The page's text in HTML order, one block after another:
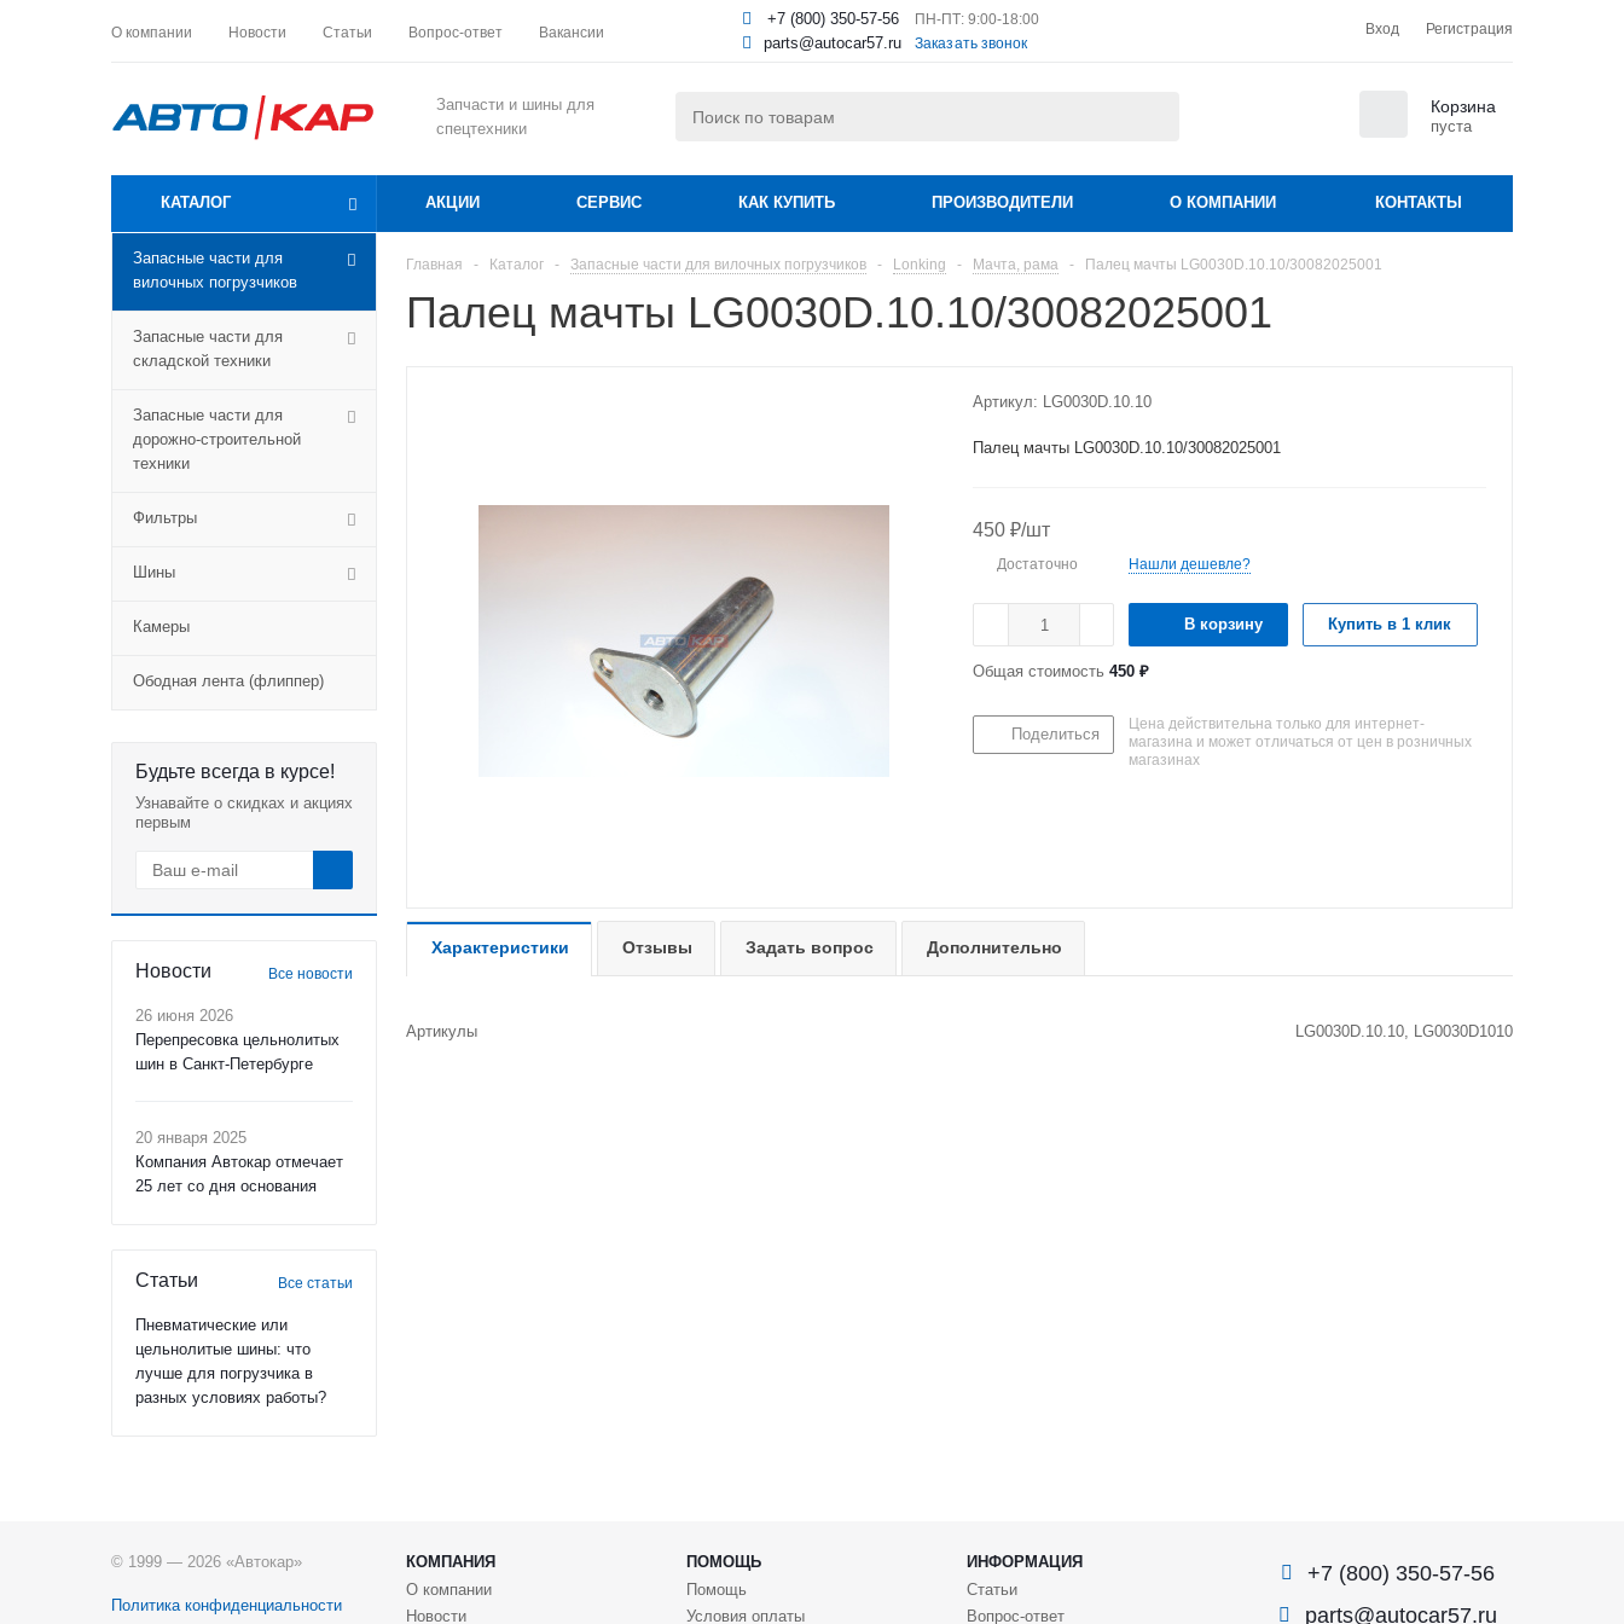
О компании Новости Статьи Вопрос-ответ Вакансии
+7 (800) 350-57-56
parts@autocar57.ru
ПН-ПТ: 9:00-18:00
Заказать звонок
Вход Регистрация
Запчасти и шины для
спецтехники
Корзина
пуста
КАТАЛОГ АКЦИИ СЕРВИС КАК КУПИТЬ ПРОИЗВОДИТЕЛИ О КОМПАНИИ КОНТАКТЫ
Запасные части для
вилочных погрузчиков
Запасные части для
складской техники
Запасные части для
дорожно-строительной
техники
Фильтры
Шины
Камеры
Ободная лента (флиппер)
Будьте всегда в курсе!
Узнавайте о скидках и акциях
первым
Новости Все новости
26 июня 2026
Перепресовка цельнолитых
шин в Санкт-Петербурге
20 января 2025
Компания Автокар отмечает
25 лет со дня основания
Статьи Все статьи
Пневматические или
цельнолитые шины: что
лучше для погрузчика в
разных условиях работы?
Главная - Каталог - Запасные части для вилочных погрузчиков - Lonking - Мачта, рама - Палец мачты LG0030D.10.10/30082025001
Палец мачты LG0030D.10.10/30082025001
Артикул: LG0030D.10.10
Палец мачты LG0030D.10.10/30082025001
450 ₽/шт
Достаточно Нашли дешевле?
В корзину Купить в 1 клик
Общая стоимость 450 ₽
Поделиться
Цена действительна только для интернет-
магазина и может отличаться от цен в розничных
магазинах
Характеристики Отзывы Задать вопрос Дополнительно
Артикулы LG0030D.10.10, LG0030D1010
© 1999 — 2026 «Автокар»
Политика конфиденциальности
КОМПАНИЯ ПОМОЩЬ
ИНФОРМАЦИЯ
О компании
Новости
Помощь
Условия оплаты
Статьи
Вопрос-ответ
+7 (800) 350-57-56
parts@autocar57.ru